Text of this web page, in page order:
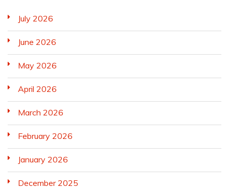
July 2026
June 2026
May 2026
April 2026
March 2026
February 2026
January 2026
December 2025